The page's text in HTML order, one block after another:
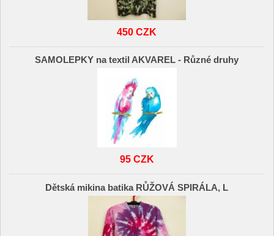
450 CZK
SAMOLEPKY na textil AKVAREL - Různé druhy
95 CZK
Dětská mikina batika RŮŽOVÁ SPIRÁLA, L